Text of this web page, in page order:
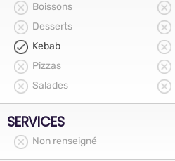
Boissons
Desserts
Kebab
Pizzas
Salades
SERVICES
Non renseigné